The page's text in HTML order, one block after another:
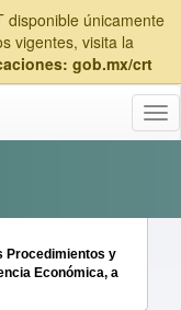
únicamente
vigentes, visita la
gob.mx/crt
Procedimientos y
Económica, a